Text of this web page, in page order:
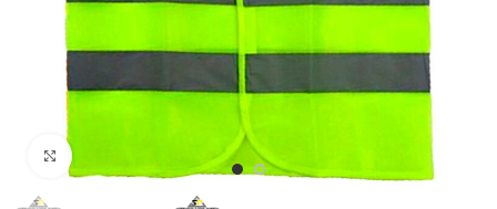
Haga Click para agrandar